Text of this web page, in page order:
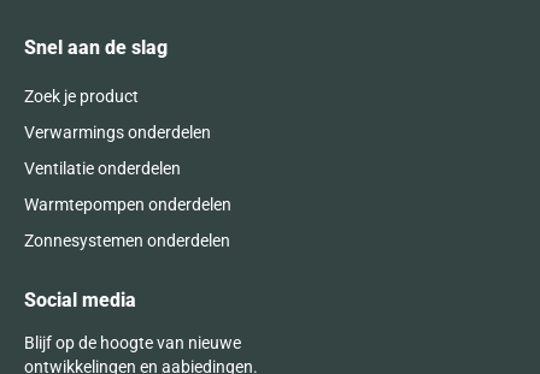
Snel aan de slag
Zoek je product
Verwarmings onderdelen
Ventilatie onderdelen
Warmtepompen onderdelen
Zonnesystemen onderdelen
Social media
Blijf op de hoogte van nieuwe
ontwikkelingen en aabiedingen.